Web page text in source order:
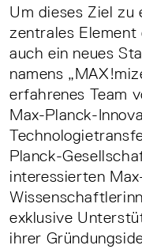
Um dieses Ziel zu
zentrales
auch ein neues
namens
erfahrenes Team
Max-Planck-
Planck-
interessierten
exklusive
ihrer